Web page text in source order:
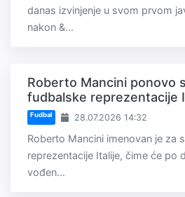
danas izvinjenje u svom prvom
nakon &...
Roberto Mancini ponovo
fudbalske reprezentacije
Fudbal 28.07.2026 14:32
Roberto Mancini imenovan je za
reprezentacije Italije, čime će po
vođen...